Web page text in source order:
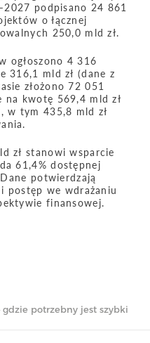
gdzie potrzebny jest szybki
podpisano 24 861
o łącznej
250,0 mld zł.
ogłoszono 4 316
316,1 mld zł (dane z
złożono 72 051
kwotę 569,4 mld zł
w tym 435,8 mld zł
zł stanowi wsparcie
61,4% dostępnej
potwierdzają
postęp we wdrażaniu
finansowej.